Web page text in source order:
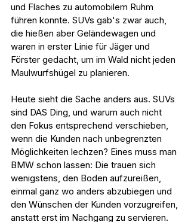
und Flaches zu automobilem Ruhm
führen konnte. SUVs gab's zwar auch,
die hießen aber Geländewagen und
waren in erster Linie für Jäger und
Förster gedacht, um im Wald nicht jeden
Maulwurfshügel zu planieren.
Heute sieht die Sache anders aus. SUVs
sind DAS Ding, und warum auch nicht
den Fokus entsprechend verschieben,
wenn die Kunden nach unbegrenzten
Möglichkeiten lechzen? Eines muss man
BMW schon lassen: Die trauen sich
wenigstens, den Boden aufzureißen,
einmal ganz wo anders abzubiegen und
den Wünschen der Kunden vorzugreifen,
anstatt erst im Nachgang zu servieren.